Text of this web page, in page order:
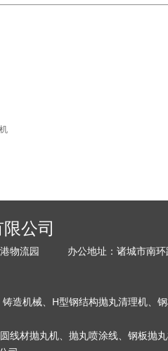
公司
港物流园 办公地址：诸城市南环
造机械、H型钢结构抛丸清理机、
线材抛丸机、抛丸喷涂线、钢板抛丸